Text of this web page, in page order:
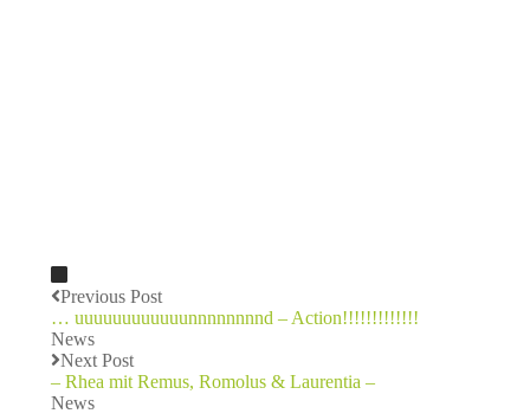
Previous Post
… uuuuuuuuuuuunnnnnnnnd – Action!!!!!!!!!!!!!
News
Next Post
– Rhea mit Remus, Romolus & Laurentia –
News